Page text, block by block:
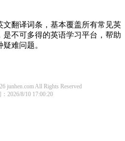
文翻译词条，基本覆盖所有常见英
不可多得的英语学习平台，帮助
难问题。
junhen.com All Rights Reserved
2026/8/10 17:00:20